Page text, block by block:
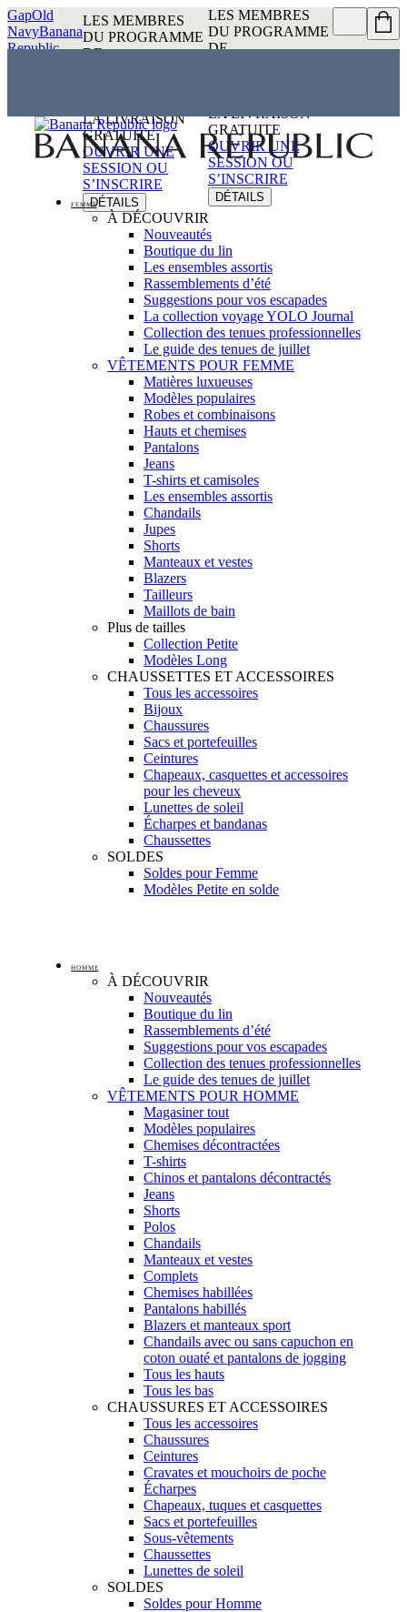
GapOld
NavyBanana
Republic
LES MEMBRES
DU PROGRAMME
DE
LA LIVRAISON
GRATUITE
OUVRIR UNE
SESSION OU
S’INSCRIRE
DÉTAILS
LES MEMBRES
DU PROGRAMME
DE
LA LIVRAISON
GRATUITE
OUVRIR UNE
SESSION OU
S’INSCRIRE
DÉTAILS
FEMME
À DÉCOUVRIR
Nouveautés
Boutique du lin
Les ensembles assortis
Rassemblements d’été
Suggestions pour vos escapades
La collection voyage YOLO Journal
Collection des tenues professionnelles
Le guide des tenues de juillet
VÊTEMENTS POUR FEMME
Matières luxueuses
Modèles populaires
Robes et combinaisons
Hauts et chemises
Pantalons
Jeans
T-shirts et camisoles
Les ensembles assortis
Chandails
Jupes
Shorts
Manteaux et vestes
Blazers
Tailleurs
Maillots de bain
Plus de tailles
Collection Petite
Modèles Long
CHAUSSETTES ET ACCESSOIRES
Tous les accessoires
Bijoux
Chaussures
Sacs et portefeuilles
Ceintures
Chapeaux, casquettes et accessoires
pour les cheveux
Lunettes de soleil
Écharpes et bandanas
Chaussettes
SOLDES
Soldes pour Femme
Modèles Petite en solde
HOMME
À DÉCOUVRIR
Nouveautés
Boutique du lin
Rassemblements d’été
Suggestions pour vos escapades
Collection des tenues professionnelles
Le guide des tenues de juillet
VÊTEMENTS POUR HOMME
Magasiner tout
Modèles populaires
Chemises décontractées
T-shirts
Chinos et pantalons décontractés
Jeans
Shorts
Polos
Chandails
Manteaux et vestes
Complets
Chemises habillées
Pantalons habillés
Blazers et manteaux sport
Chandails avec ou sans capuchon en
coton ouaté et pantalons de jogging
Tous les hauts
Tous les bas
CHAUSSURES ET ACCESSOIRES
Tous les accessoires
Chaussures
Ceintures
Cravates et mouchoirs de poche
Écharpes
Chapeaux, tuques et casquettes
Sacs et portefeuilles
Sous-vêtements
Chaussettes
Lunettes de soleil
SOLDES
Soldes pour Homme